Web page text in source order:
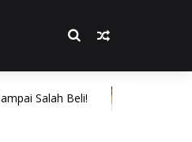
Salah Beli!